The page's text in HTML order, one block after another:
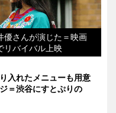
優さんが演じた＝映画
リバイバル上映
入れたメニューも用意
＝渋谷にすとぷりの